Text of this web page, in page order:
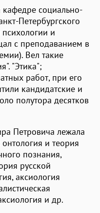
социально-
Петербургского
психологии и
с преподаванием в
Вел такие
"Этика";
работ, при его
кандидатские и
полутора десятков
Петровича лежала
и теория
познания,
русской
аксиология
и др.